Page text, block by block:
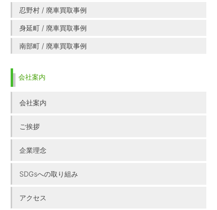
忍野村 / 廃車買取事例
身延町 / 廃車買取事例
南部町 / 廃車買取事例
会社案内
会社案内
ご挨拶
企業理念
SDGsへの取り組み
アクセス